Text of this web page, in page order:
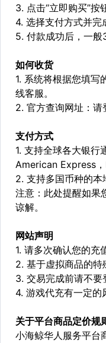
3. 点击“立即购买”
4. 选择支付方式并完
5. 付款成功后，一
如何收货
1. 系统将根据您填写
线客服。
2. 官方查询网址：
支付方式
1. 支持全球各大银
American Express
2. 支持多国币种的
注意：此处提醒如果
谅解。
网站声明
1. 请多次确认您的充
2. 基于虚拟商品的
3. 交易完成前请不
4. 游戏代充有一定
关于平台商品定价规
小海鲸华人服务平台